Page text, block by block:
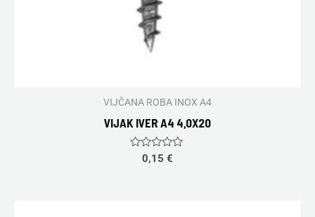
VIJČANA ROBA INOX A4
VIJAK IVER A4 4,0X20
Rated
0,15 €